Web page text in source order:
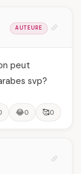
AUTEURE
peut
svp?
😂0 🥰0